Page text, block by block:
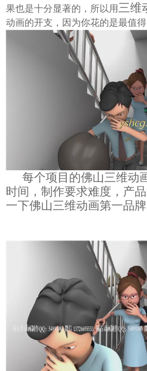
果也是十分显著的，所以用 三维
动画的开支，因为你花的是最值得
每个项目的佛山三维动
时间，制作要求难度，产
一下佛山三维动画第一品牌